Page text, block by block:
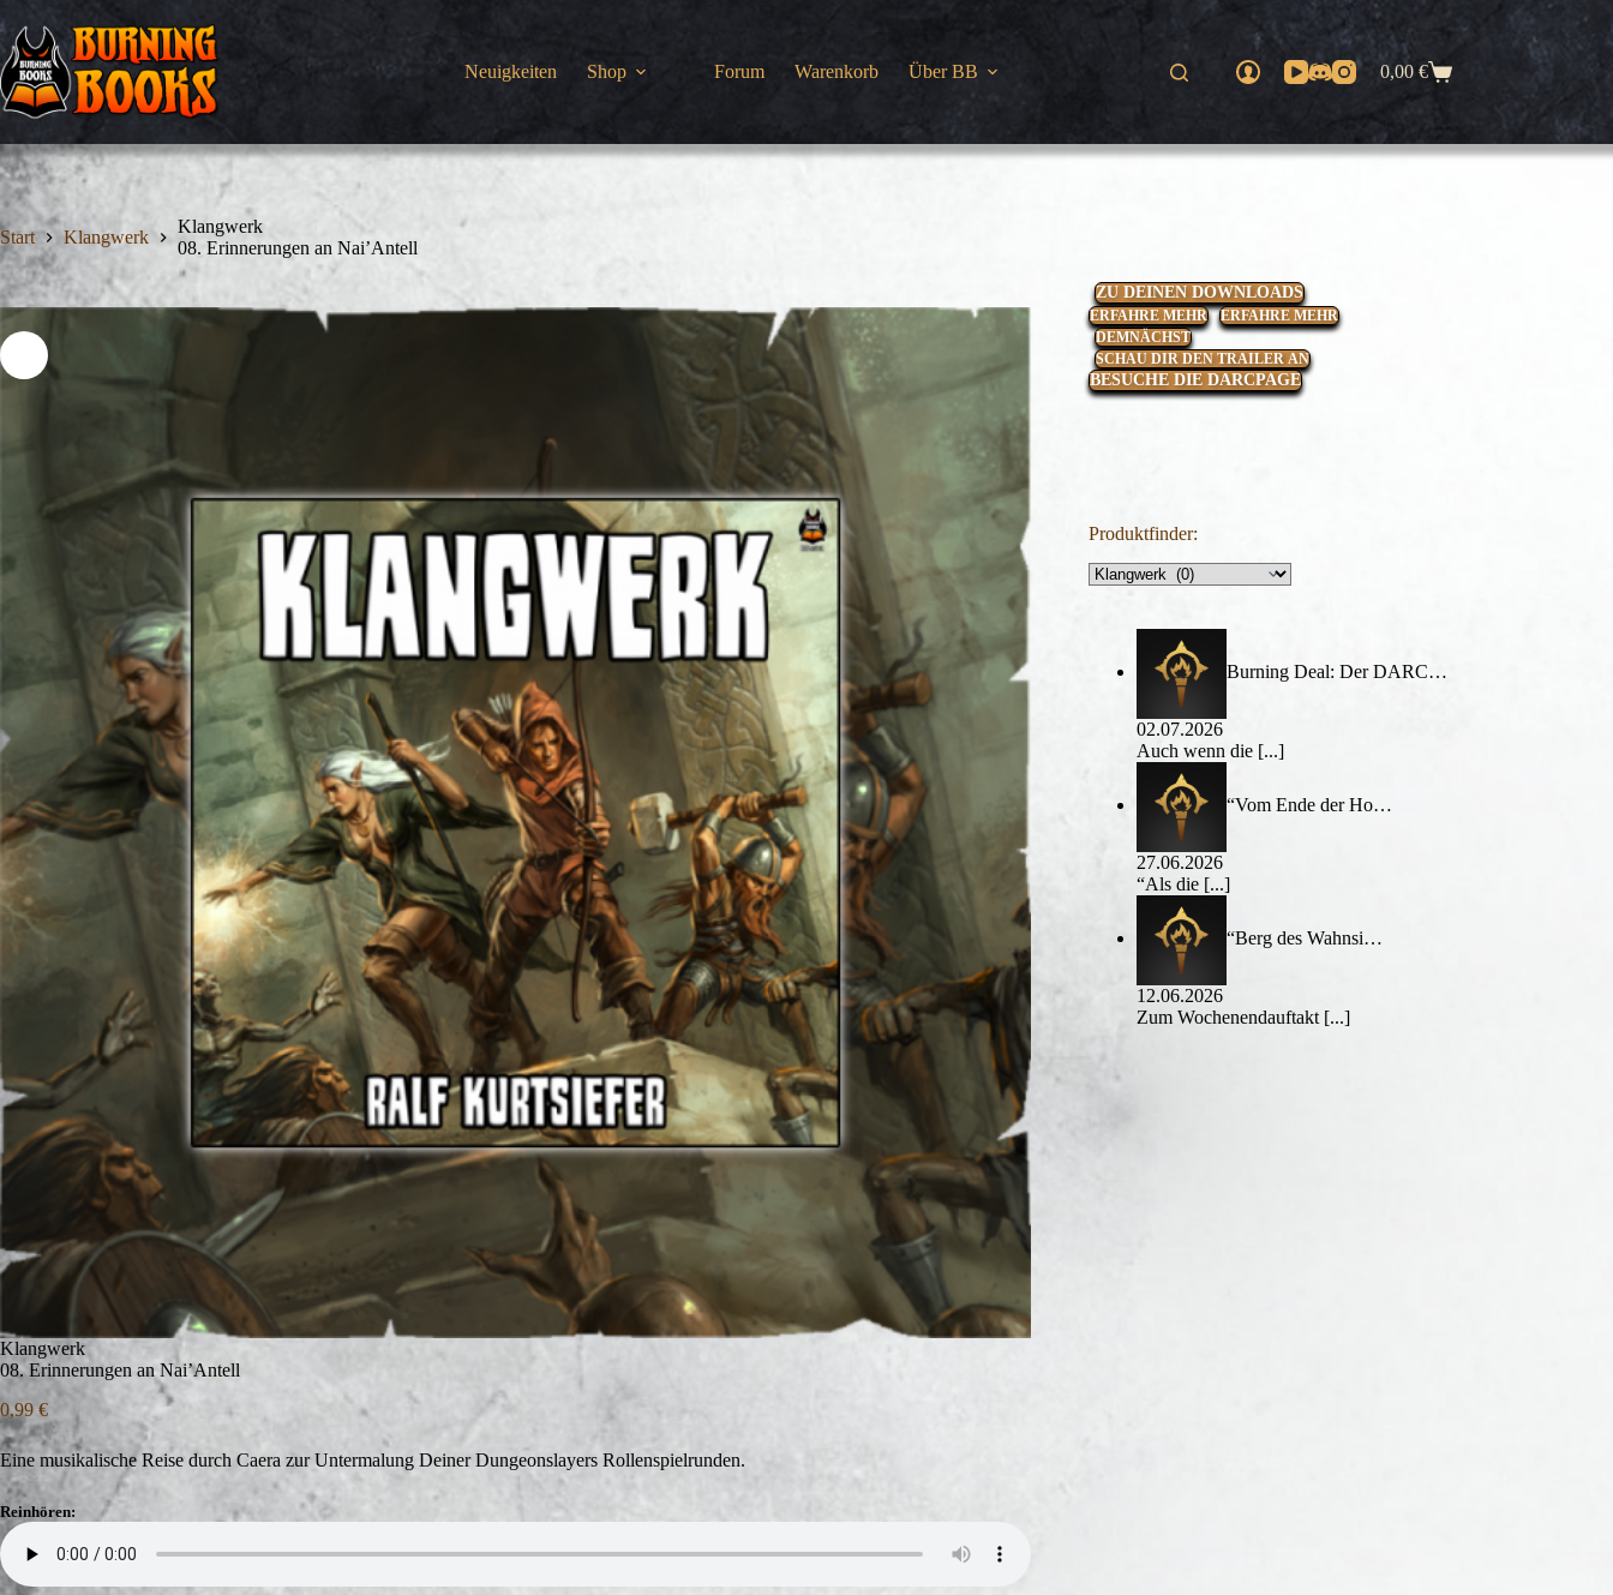
Inhalt
springen
Neuigkeiten
Shop Forum Warenkorb Über BB Warenkorb
0,00 €
Start Klangwerk
Klangwerk
08. Erinnerungen an Nai’Antell
Klangwerk
08. Erinnerungen an Nai’Antell
0,99 €
Eine musikalische Reise durch Caera zur Untermalung Deiner Dungeonslayers Rollenspielrunden.
Reinhören:
ZU DEINEN DOWNLOADS
ERFAHRE MEHR
ERFAHRE MEHR
DEMNÄCHST
SCHAU DIR DEN TRAILER AN
BESUCHE DIE DARCPAGE
Produktfinder:
Burning Deal: Der DARC…
02.07.2026
Auch wenn die [...]
“Vom Ende der Ho…
27.06.2026
“Als die [...]
“Berg des Wahnsi…
12.06.2026
Zum Wochenendauftakt [...]